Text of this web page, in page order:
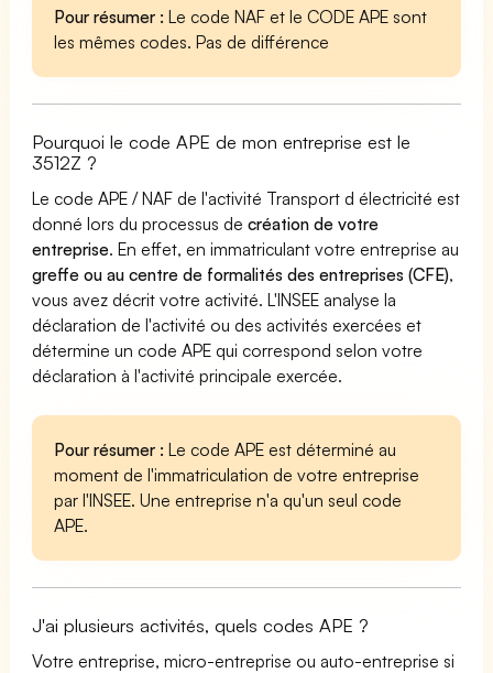
Pour résumer : Le code NAF et le CODE APE sont
les mêmes codes. Pas de différence
Pourquoi le code APE de mon entreprise est le
3512Z ?
Le code APE / NAF de l'activité Transport d électricité est
donné lors du processus decréation de votre
entreprise. En effet, en immatriculant votre entreprise au
greffe ou au centre de formalités des entreprises (CFE),
vous avez décrit votre activité. L'INSEE analyse la
déclaration de l'activité ou des activités exercées et
détermine un code APE qui correspond selon votre
déclaration à l'activité principale exercée.
Pour résumer : Le code APE est déterminé au
moment de l'immatriculation de votre entreprise
par l'INSEE. Une entreprise n'a qu'un seul code
APE.
J'ai plusieurs activités, quels codes APE ?
Votre entreprise, micro-entreprise ou auto-entreprise si